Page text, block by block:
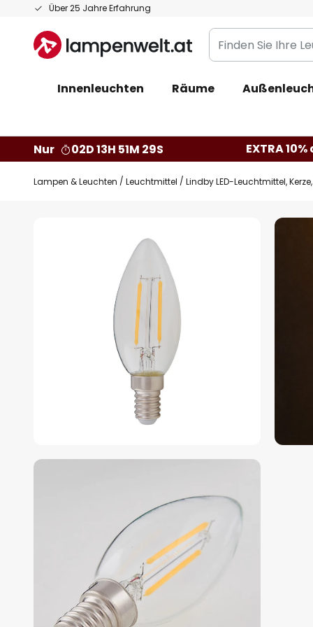
Über 25 Jahre Erfahrung
Zum
springen
Finden
Sie
Leuchte...
Innenleuchten Räume
Nur
02D 13H 51M 28S EXTRA
Lampen & Leuchten Leuchtmittel Lindby LED-Leuchtmittel, Kerze,